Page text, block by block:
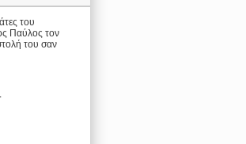
του
Παύλος τον
του σαν